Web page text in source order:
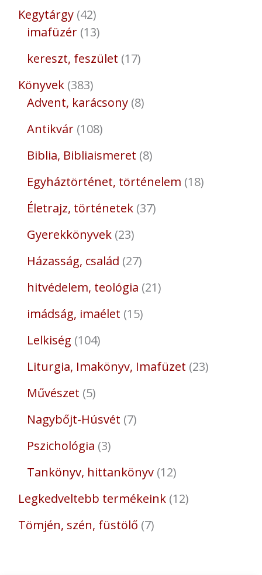
Kegytárgy 42
imafüzér 13
kereszt, feszület 17
Könyvek 383
Advent, karácsony 8
Antikvár 108
Biblia, Bibliaismeret 8
Egyháztörténet, történelem 18
Életrajz, történetek 37
Gyerekkönyvek 23
Házasság, család 27
hitvédelem, teológia 21
imádság, imaélet 15
Lelkiség 104
Liturgia, Imakönyv, Imafüzet 23
Művészet 5
Nagybőjt-Húsvét 7
Pszichológia 3
Tankönyv, hittankönyv 12
Legkedveltebb termékeink 12
Tömjén, szén, füstölő 7